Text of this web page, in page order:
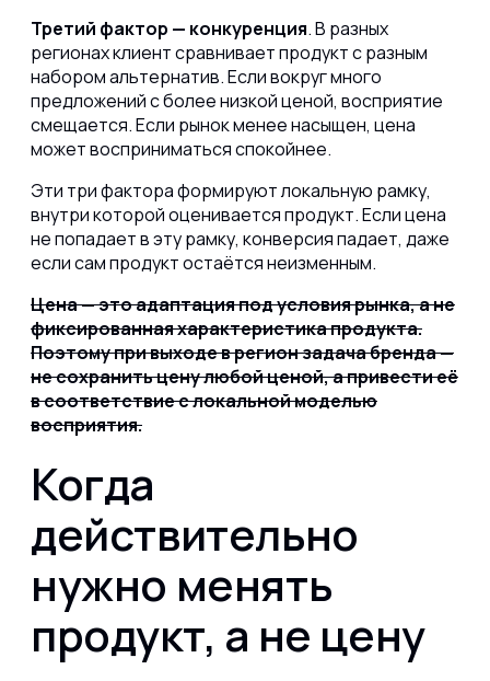
Третий фактор — конкуренция. В разных
регионах клиент сравнивает продукт с разным
набором альтернатив. Если вокруг много
предложений с более низкой ценой, восприятие
смещается. Если рынок менее насыщен, цена
может восприниматься спокойнее.
Эти три фактора формируют локальную рамку,
внутри которой оценивается продукт. Если цена
не попадает в эту рамку, конверсия падает, даже
если сам продукт остаётся неизменным.
Цена — это адаптация под условия рынка, а не
фиксированная характеристика продукта.
Поэтому при выходе в регион задача бренда —
не сохранить цену любой ценой, а привести её
в соответствие с локальной моделью
восприятия.
Когда
действительно
нужно менять
продукт, а не цену